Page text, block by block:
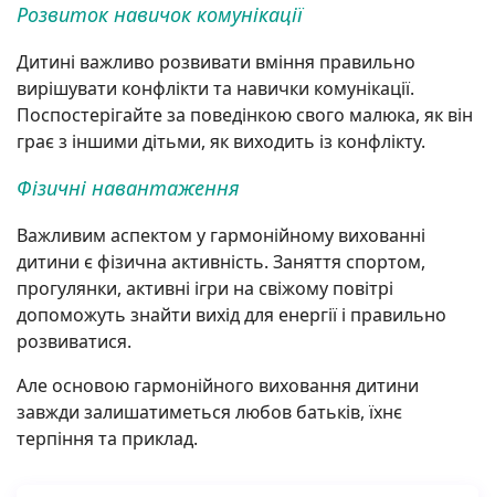
Розвиток навичок комунікації
Дитині важливо розвивати вміння правильно
вирішувати конфлікти та навички комунікації.
Поспостерігайте за поведінкою свого малюка, як він
грає з іншими дітьми, як виходить із конфлікту.
Фізичні навантаження
Важливим аспектом у гармонійному вихованні
дитини є фізична активність. Заняття спортом,
прогулянки, активні ігри на свіжому повітрі
допоможуть знайти вихід для енергії і правильно
розвиватися.
Але основою гармонійного виховання дитини
завжди залишатиметься любов батьків, їхнє
терпіння та приклад.